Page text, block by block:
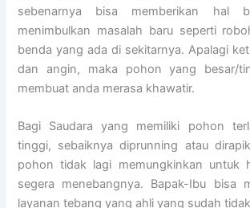
sebenarnya bisa memberikan hal
menimbulkan masalah baru seperti
benda yang ada di sekitarnya. Apalagi
dan angin, maka pohon yang besar/
membuat anda merasa khawatir.
Bagi Saudara yang memiliki pohon
tinggi, sebaiknya diprunning atau
pohon tidak lagi memungkinkan untuk
segera menebangnya. Bapak-Ibu bisa
layanan tebang yang ahli yang sudah